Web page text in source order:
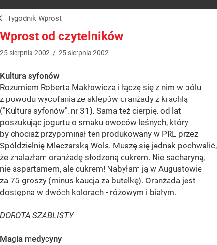
Tygodnik Wprost
Wprost od czytelników
25 sierpnia 2002 / 25 sierpnia 2002
Kultura syfonów
Rozumiem Roberta Makłowicza i łączę się z nim w bólu
z powodu wycofania ze sklepów oranżady z krachlą
("Kultura syfonów", nr 31). Sama też cierpię, od lat
poszukując jogurtu o smaku owoców leśnych, który
by chociaż przypominał ten produkowany w PRL przez
Spółdzielnię Mleczarską Wola. Muszę się jednak pochwalić,
że znalazłam oranżadę słodzoną cukrem. Nie sacharyną,
nie aspartamem, ale cukrem! Nabyłam ją w Augustowie
za 75 groszy (minus kaucja za butelkę). Oranżada jest
dostępna w dwóch kolorach - różowym i białym.
DOROTA SZABLISTY
Magia medycyny